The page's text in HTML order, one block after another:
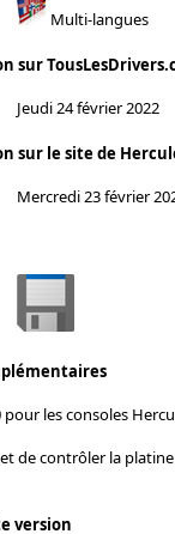
Multi-langues
sur
Jeudi 24 février 2022
sur le site de
Mercredi 23 février
pour les consoles
de contrôler la
version